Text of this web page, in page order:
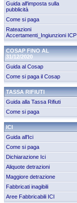
Guida all'imposta sulla
pubblicità
Come si paga
Rateazioni
Accertamenti_Ingiunzioni ICP
COSAP FINO AL
31/12/2020
Guida al Cosap
Come si paga il Cosap
TASSA RIFIUTI
Guida alla Tassa Rifiuti
Come si paga
ICI
Guida all'Ici
Come si paga
Dichiarazione Ici
Aliquote detrazioni
Maggiore detrazione
Fabbricati inagibili
Aree Fabbricabili ICI